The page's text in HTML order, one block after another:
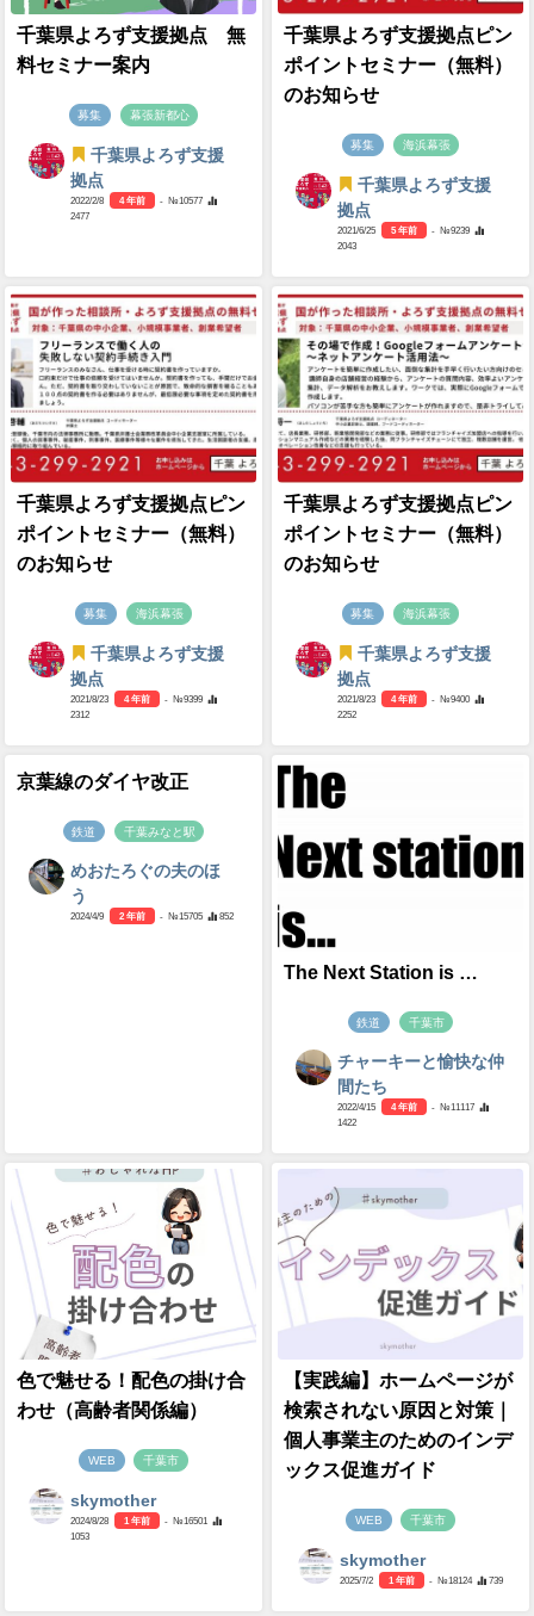
千葉県よろず支援拠点 無
料セミナー案内
募集 幕張新都心
千葉県よろず支援
拠点
2022/2/8 4 年前
- №10577
2477
千葉県よろず支援拠点ピン
ポイントセミナー（無料）
のお知らせ
募集 海浜幕張
千葉県よろず支援
拠点
2021/6/25 5 年前
- №9239
2043
千葉県よろず支援拠点ピン
ポイントセミナー（無料）
のお知らせ
募集 海浜幕張
千葉県よろず支援
拠点
2021/8/23 4 年前
- №9399
2312
千葉県よろず支援拠点ピン
ポイントセミナー（無料）
のお知らせ
募集 海浜幕張
千葉県よろず支援
拠点
2021/8/23 4 年前
- №9400
2252
京葉線のダイヤ改正
鉄道 千葉みなと駅
めおたろぐの夫のほ
う
2024/4/9 2 年前 - №15705 852
The Next Station is …
鉄道 千葉市
チャーキーと愉快な仲
間たち
2022/4/15 4 年前
- №11117
1422
色で魅せる！配色の掛け合
わせ（高齢者関係編）
WEB 千葉市
skymother
2024/8/28 1 年前
- №16501
1053
【実践編】ホームページが
検索されない原因と対策｜
個人事業主のためのインデ
ックス促進ガイド
WEB 千葉市
skymother
2025/7/2 1 年前 - №18124 739